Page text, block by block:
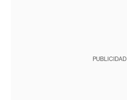
PUBLICIDAD